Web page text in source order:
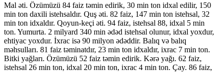
Mal əti. Özümüzü 84 faiz təmin edirik, 30 min ton idxal edilir, 150
min ton daxili istehsaldır. Quş əti. 82 faiz, 147 min ton istehsal, 32
min ton idxaldır. Qoyun-keçi əti. 94 faiz, istehsal 88, idxal 5 min
ton. Yumurta. 2 milyard 340 min ədəd istehsal olunur, idxal yoxdur,
ehtiyac yoxdur. İxrac isə 90 milyon ədəddir. Balıq və balıq
məhsulları. 81 faiz təminatdır, 23 min ton idxaldır, ixrac 7 min ton.
Bitki yağları. Özümüzü 52 faiz təmin edirik. Kərə yağı. 62 faiz,
istehsal 26 min ton, idxal 20 min ton, ixrac 4 min ton. Çay. 86 faiz,